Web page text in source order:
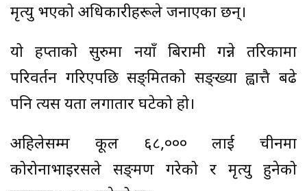
मृत्यु भएको अधिकारीहरूले जनाएका छन्।
यो हप्ताको सुरुमा नयाँ बिरामी गन्ने तरिकामा
परिवर्तन गरिएपछि सङ्क्रमितको सङ्ख्या ह्वात्तै बढे
पनि त्यस यता लगातार घटेको हो।
अहिलेसम्म कूल ६८,००० लाई चीनमा
कोरोनाभाइरसले सङ्क्रमण गरेको र मृत्यु हुनेको